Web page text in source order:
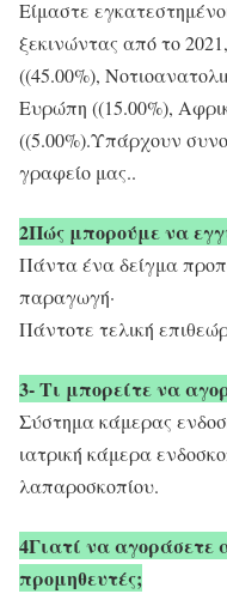
Είμαστε
ξεκινώντας από το
((45.00%),
Ευρώπη ((15.00%),
((5.00%).Υπάρχουν
γραφείο μας..
2Πώς μπορούμε να
Πάντα ένα δείγμα
παραγωγή·
Πάντοτε τελική
3- Τι μπορείτε να
Σύστημα κάμερας
ιατρική κάμερα
λαπαροσκοπίου.
4Γιατί να αγοράσετε
προμηθευτές;